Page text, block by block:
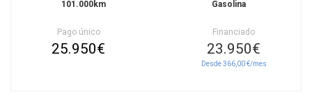
101.000km Gasolina
Pago único
25.950€
Financiado
23.950€
Desde 366,00 €/mes